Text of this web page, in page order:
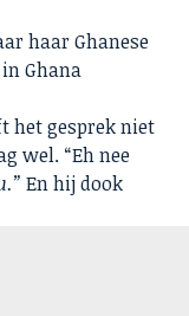
haar Ghanese
Ghana
het gesprek niet
wel. “Eh nee
En hij dook